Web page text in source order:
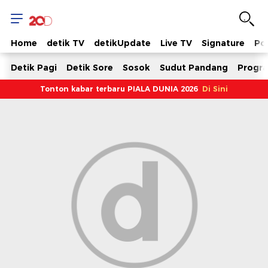
Kumpulan
Program
Video
Berita
Livestreaming-
20detik
Home detik TV detikUpdate Live TV Signature
Detik Pagi Detik Sore Sosok Sudut Pandang
Tonton kabar terbaru PIALA DUNIA 2026 Di Sini